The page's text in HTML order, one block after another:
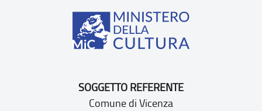
SOGGETTO REFERENTE
Comune di Vicenza